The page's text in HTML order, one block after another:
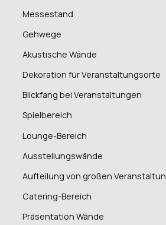
Messestand
Gehwege
Akustische Wände
Dekoration für Veranstaltungsorte
Blickfang bei Veranstaltungen
Spielbereich
Lounge-Bereich
Ausstellungswände
Aufteilung von großen
Catering-Bereich
Präsentation Wände